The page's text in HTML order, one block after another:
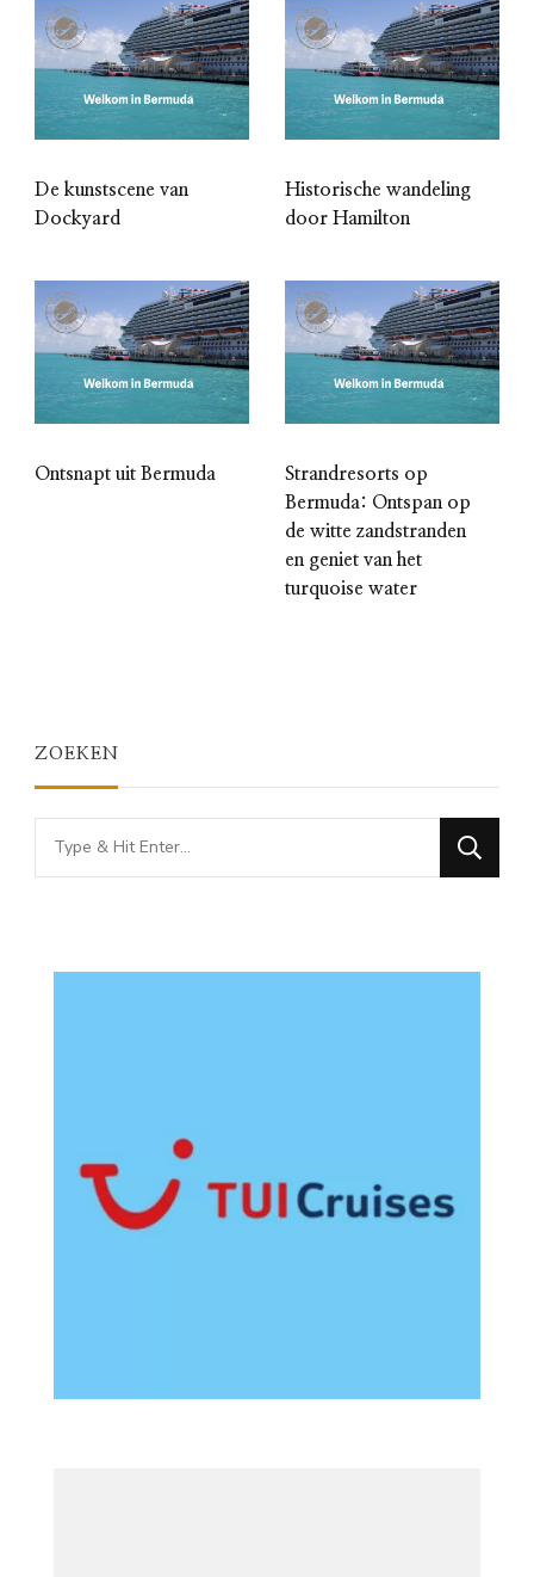
De kunstscene van
Dockyard
Historische wandeling
door Hamilton
Ontsnapt uit Bermuda
Strandresorts op
Bermuda: Ontspan op
de witte zandstranden
en geniet van het
turquoise water
ZOEKEN
Looking
for